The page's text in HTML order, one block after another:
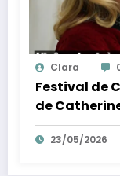
Clara
Festival de
de
mythe de la
23/05/2026